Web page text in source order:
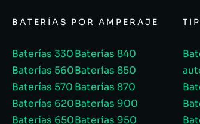
BATERÍAS POR AMPERAJE
Baterías 330
Baterías 560
Baterías 570
Baterías 620
Baterías 650
Baterías 840
Baterías 850
Baterías 870
Baterías 900
Baterías 950